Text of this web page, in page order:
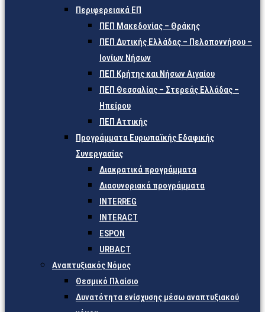
Περιφερειακά ΕΠ
ΠΕΠ Μακεδονίας – Θράκης
ΠΕΠ Δυτικής Ελλάδας – Πελοποννήσου –
Ιονίων Νήσων
ΠΕΠ Κρήτης και Νήσων Αιγαίου
ΠΕΠ Θεσσαλίας – Στερεάς Ελλάδας –
Ηπείρου
ΠΕΠ Αττικής
Προγράμματα Ευρωπαϊκής Εδαφικής
Συνεργασίας
Διακρατικά προγράμματα
Διασυνοριακά προγράμματα
INTERREG
INTERACT
ESPON
URBACT
Αναπτυξιακός Νόμος
Θεσμικό Πλαίσιο
Δυνατότητα ενίσχυσης μέσω αναπτυξιακού